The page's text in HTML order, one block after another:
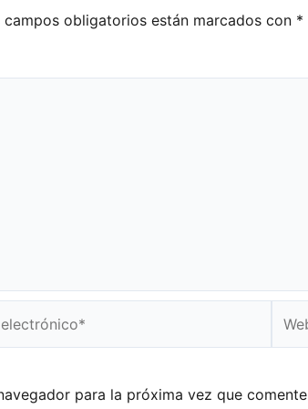
campos obligatorios están marcados con *
para la próxima vez que